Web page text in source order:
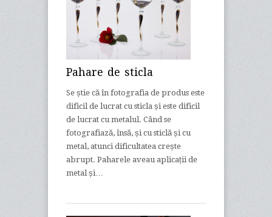
Pahare de sticla
Se știe că în fotografia de produs este
dificil de lucrat cu sticla și este dificil
de lucrat cu metalul. Când se
fotografiază, însă, și cu sticlă și cu
metal, atunci dificultatea crește
abrupt. Paharele aveau aplicații de
metal și…